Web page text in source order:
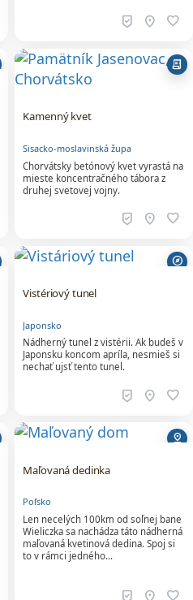
beenhere location_on favorite
receipt_long
Kamenný kvet
Sisacko-moslavinská župa
Chorvátsky betónový kvet vyrastá na
mieste koncentračného tábora z
druhej svetovej vojny.
beenhere location_on favorite
explore
Vistériový tunel
Japonsko
Nádherný tunel z vistérii. Ak budeš v
Japonsku koncom apríla, nesmieš si
nechať ujsť tento tunel.
beenhere location_on favorite
pin_drop
Maľovaná dedinka
Poľsko
Len necelých 100km od soľnej bane
Wieliczka sa nachádza táto nádherná
maľovaná kvetinová dedina. Spoj si
to v rámci jedného…